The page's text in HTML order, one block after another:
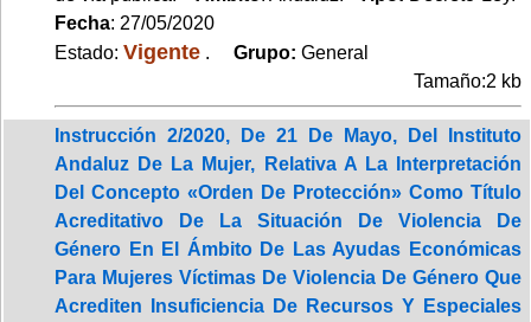
Fecha: 27/05/2020
Estado: Vigente . Grupo: General
Tamaño:2 kb
Instrucción 2/2020, De 21 De Mayo, Del Instituto
Andaluz De La Mujer, Relativa A La Interpretación
Del Concepto «Orden De Protección» Como Título
Acreditativo De La Situación De Violencia De
Género En El Ámbito De Las Ayudas Económicas
Para Mujeres Víctimas De Violencia De Género Que
Acrediten Insuficiencia De Recursos Y Especiales